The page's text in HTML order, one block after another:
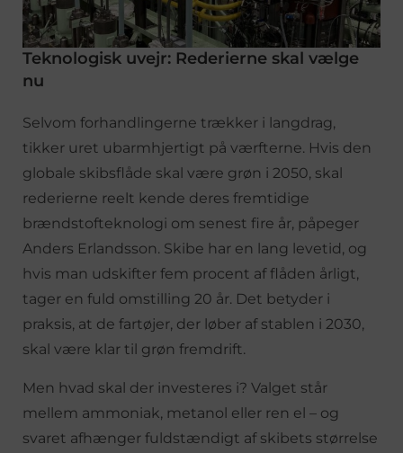
Teknologisk uvejr: Rederierne skal vælge
nu
Selvom forhandlingerne trækker i langdrag,
tikker uret ubarmhjertigt på værfterne. Hvis den
globale skibsflåde skal være grøn i 2050, skal
rederierne reelt kende deres fremtidige
brændstofteknologi om senest fire år, påpeger
Anders Erlandsson. Skibe har en lang levetid, og
hvis man udskifter fem procent af flåden årligt,
tager en fuld omstilling 20 år. Det betyder i
praksis, at de fartøjer, der løber af stablen i 2030,
skal være klar til grøn fremdrift.
Men hvad skal der investeres i? Valget står
mellem ammoniak, metanol eller ren el – og
svaret afhænger fuldstændigt af skibets størrelse